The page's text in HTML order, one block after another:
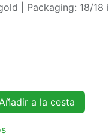
| Packaging: 18/18
a la cesta